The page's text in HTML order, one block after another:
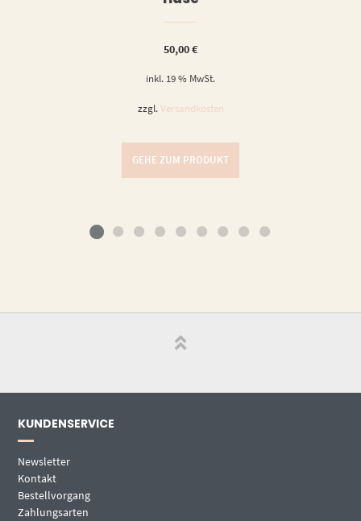
50,00€
inkl. 19 % MwSt.
zzgl. Versandkosten
GEHE ZUM PRODUKT
KUNDENSERVICE
Newsletter
Kontakt
Bestellvorgang
Zahlungsarten